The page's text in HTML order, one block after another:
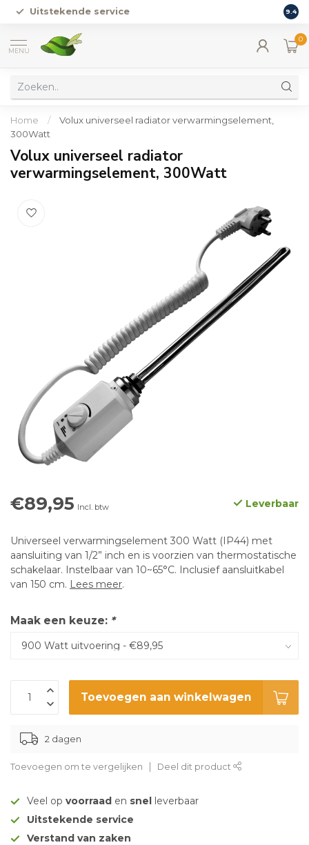
Uitstekende service 9.4
MENU
0
Home /
Volux universeel radiator verwarmingselement,
300Watt
Volux universeel radiator
verwarmingselement, 300Watt
€89,95 Incl. btw Leverbaar
Universeel verwarmingselement 300 Watt (IP44) met
aansluiting van 1/2” inch en is voorzien van thermostatische
schakelaar. Instelbaar van 10~65°C. Inclusief aansluitkabel
van 150 cm. Lees meer.
Maak een keuze: *
Toevoegen aan winkelwagen
2 dagen
Toevoegen om te vergelijken Deel dit product
Veel op voorraad en snel leverbaar
Uitstekende service
Verstand van zaken